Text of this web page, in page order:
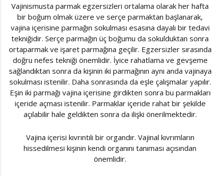
Vajinismusta parmak egzersizleri ortalama olarak her hafta
bir boğum olmak üzere ve serçe parmaktan başlanarak,
vajina içerisine parmağın sokulması esasına dayalı bir tedavi
tekniğidir. Serçe parmağın üç boğumu da sokulduktan sonra
ortaparmak ve işaret parmağına geçilir. Egzersizler sırasında
doğru nefes tekniği önemlidir. İyice rahatlama ve gevşeme
sağlandıktan sonra da kişinin iki parmağının aynı anda vajinaya
sokulması istenilir. Daha sonrasında da eşle çalışmalar yapılır.
Eşin iki parmağı vajina içerisine girdikten sonra bu parmakları
içeride açması istenilir. Parmaklar içeride rahat bir şekilde
açılabilir hale geldikten sonra da ilişki önerilmektedir.
Vajina içerisi kıvrıntılı bir organdır. Vajinal kıvrımların
hissedilmesi kişinin kendi organını tanıması açısından
önemlidir.